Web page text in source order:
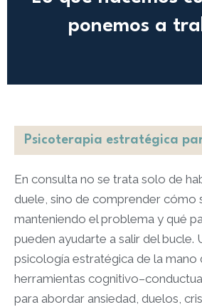
ponemos a
Psicoterapia estratégica
En consulta no se trata solo de
duele, sino de comprender cómo
manteniendo el problema y qué
pueden ayudarte a salir del bucle.
psicología estratégica de la mano
herramientas
para abordar ansiedad, duelos,